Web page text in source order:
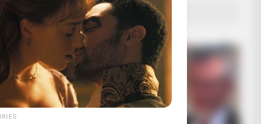
ΔΗΜΟΦΙΛΗ ΑΡΘΡΑ